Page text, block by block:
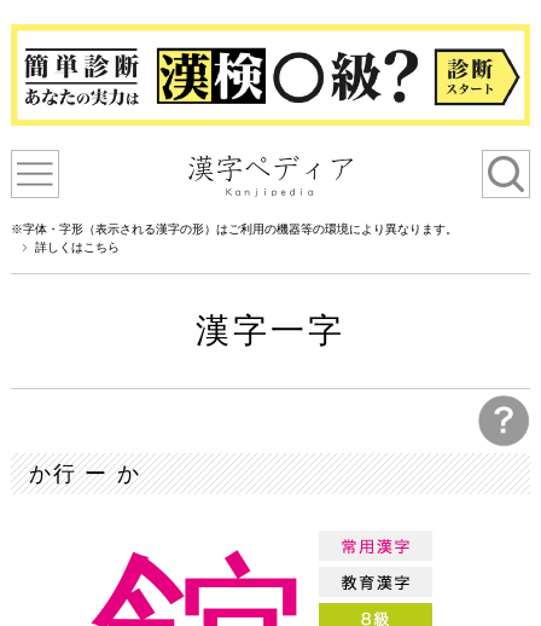
※字体・字形（表示される漢字の形）はご利用の機器等の環境により異なります。
詳しくはこちら
漢字一字
か行 ー か